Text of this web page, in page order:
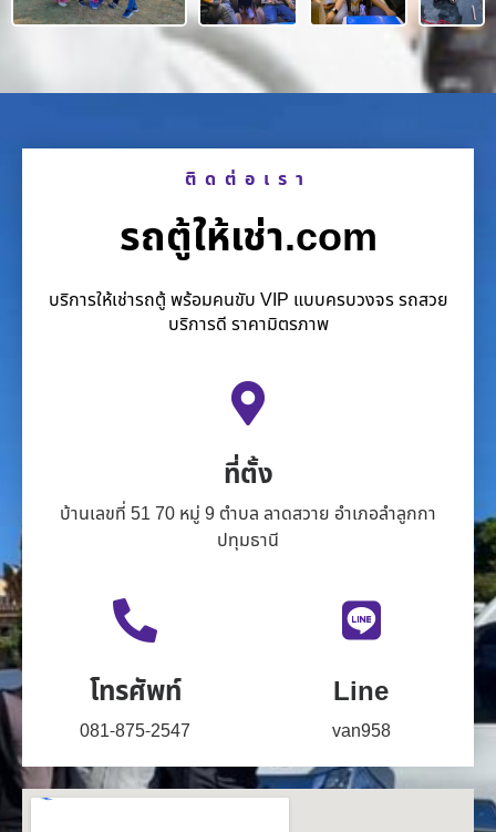
ติดต่อเรา
รถตู้ให้เช่า.com
บริการให้เช่ารถตู้ พร้อมคนขับ VIP แบบครบวงจร รถสวย
บริการดี ราคามิตรภาพ
ที่ตั้ง
บ้านเลขที่ 51 70 หมู่ 9 ตำบล ลาดสวาย อำเภอลำลูกกา
ปทุมธานี
โทรศัพท์
081-875-2547
Line
van958